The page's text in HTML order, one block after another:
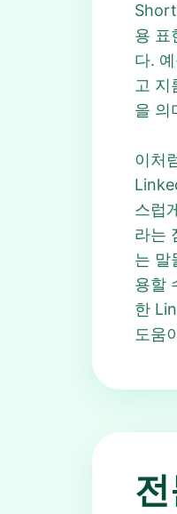
용 표
다.
고 지
을 의
이처
스럽
라는
는 말
용할
한
도움